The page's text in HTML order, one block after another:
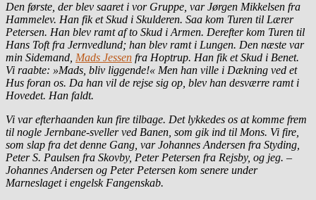
Den første, der blev saaret i vor Gruppe, var Jørgen Mikkelsen fra
Hammelev. Han fik et Skud i Skulderen. Saa kom Turen til Lærer
Petersen. Han blev ramt af to Skud i Armen. Derefter kom Turen til
Hans Toft fra Jernvedlund; han blev ramt i Lungen. Den næste var
min Sidemand, Mads Jessen fra Hoptrup. Han fik et Skud i Benet.
Vi raabte: »Mads, bliv liggende!« Men han ville i Dækning ved et
Hus foran os. Da han vil de rejse sig op, blev han desværre ramt i
Hovedet. Han faldt.
Vi var efterhaanden kun fire tilbage. Det lykkedes os at komme frem
til nogle Jernbane-sveller ved Banen, som gik ind til Mons. Vi fire,
som slap fra det denne Gang, var Johannes Andersen fra Styding,
Peter S. Paulsen fra Skovby, Peter Petersen fra Rejsby, og jeg. –
Johannes Andersen og Peter Petersen kom senere under
Marneslaget i engelsk Fangenskab.